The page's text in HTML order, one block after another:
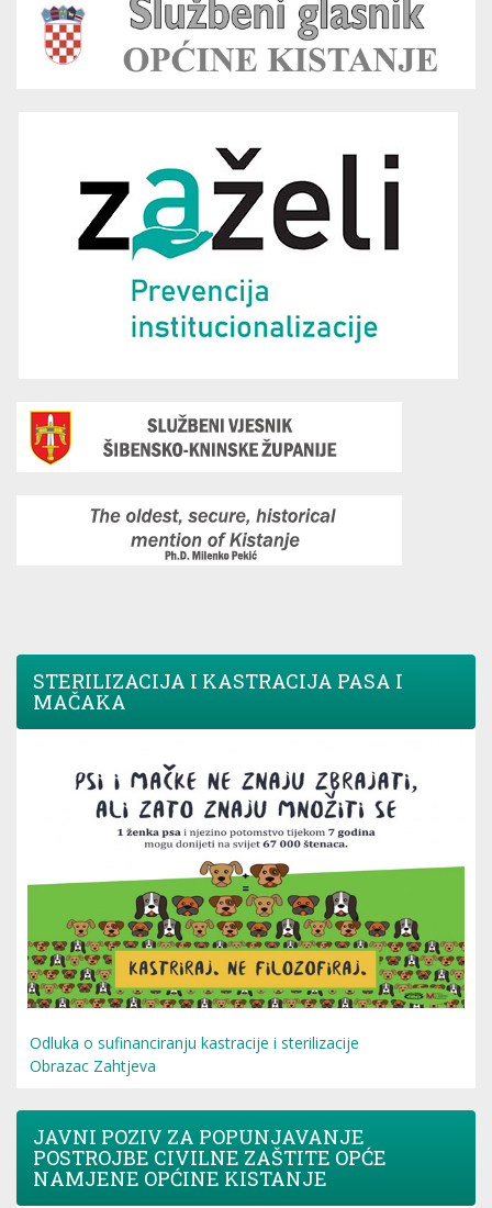
STERILIZACIJA I KASTRACIJA PASA I
MAČAKA
Odluka o sufinanciranju kastracije i sterilizacije
Obrazac Zahtjeva
JAVNI POZIV ZA POPUNJAVANJE
POSTROJBE CIVILNE ZAŠTITE OPĆE
NAMJENE OPĆINE KISTANJE